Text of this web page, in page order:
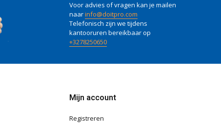
Voor advies of vragen kan je mailen
naarinfo@doitpro.com
Telefonisch zijn we tijdens
kantooruren bereikbaar op
+3278250650
Mijn account
Registreren